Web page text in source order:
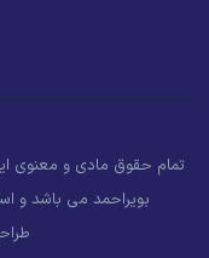
تمام حقوق مادی و معنوی
بویراحمد می باشد و